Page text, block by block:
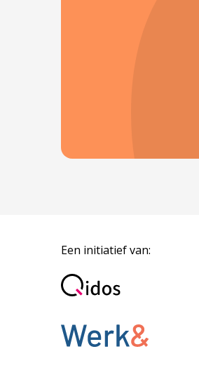
Een initiatief van: